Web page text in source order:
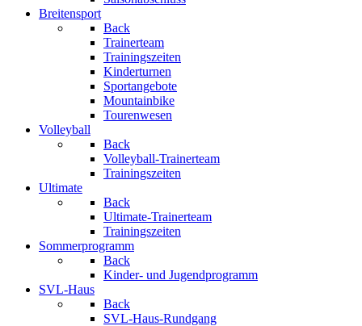
Breitensport
Back
Trainerteam
Trainingszeiten
Kinderturnen
Sportangebote
Mountainbike
Tourenwesen
Volleyball
Back
Volleyball-Trainerteam
Trainingszeiten
Ultimate
Back
Ultimate-Trainerteam
Trainingszeiten
Sommerprogramm
Back
Kinder- und Jugendprogramm
SVL-Haus
Back
SVL-Haus-Rundgang